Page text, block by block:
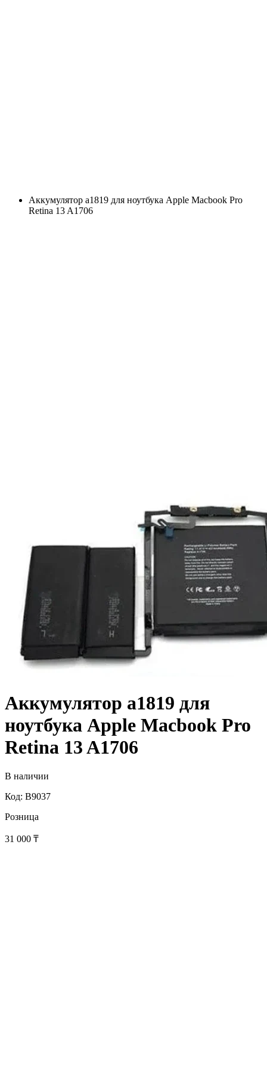
Аккумулятор a1819 для ноутбука Apple Macbook Pro
Retina 13 A1706
Аккумулятор a1819 для
ноутбука Apple Macbook Pro
Retina 13 A1706
В наличии
Код: B9037
Розница
31 000 ₸